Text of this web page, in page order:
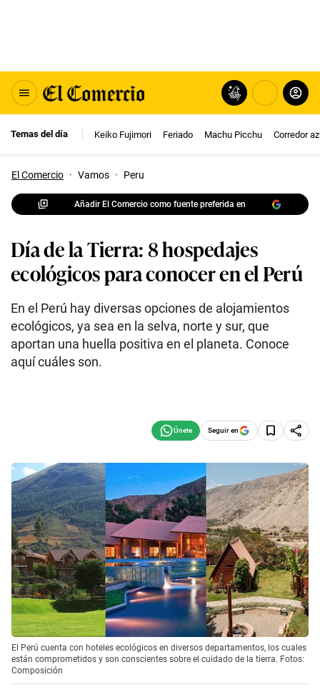
Temas del día Keiko Fujimori Feriado Machu Picchu Corredor
El Comercio · Vamos · Peru
Añadir El Comercio como fuente preferida en
Día de la Tierra: 8 hospedajes
ecológicos para conocer en el Perú
En el Perú hay diversas opciones de alojamientos
ecológicos, ya sea en la selva, norte y sur, que
aportan una huella positiva en el planeta. Conoce
aquí cuáles son.
Seguir en
El Perú cuenta con hoteles ecológicos en diversos departamentos, los cuales
están comprometidos y son conscientes sobre el cuidado de la tierra. Fotos:
Composición